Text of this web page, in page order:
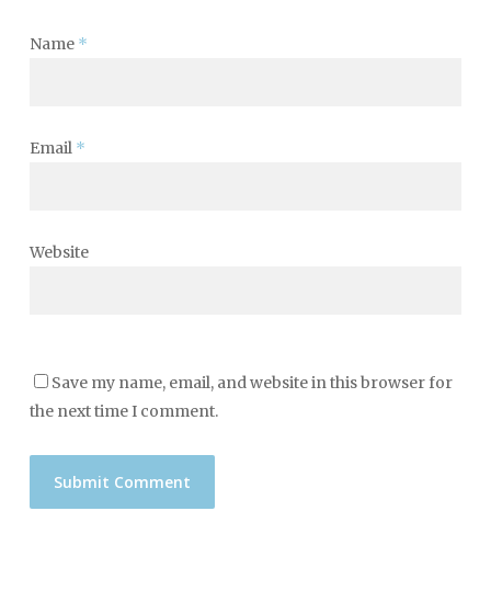
Name *
Email *
Website
Save my name, email, and website in this browser for
the next time I comment.